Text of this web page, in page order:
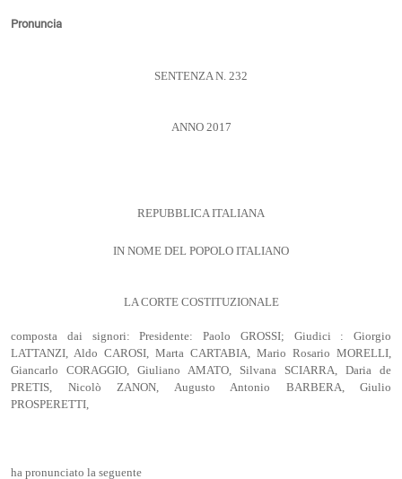
Pronuncia
SENTENZA N. 232
ANNO 2017
REPUBBLICA ITALIANA
IN NOME DEL POPOLO ITALIANO
LA CORTE COSTITUZIONALE
composta dai signori: Presidente: Paolo GROSSI; Giudici : Giorgio
LATTANZI, Aldo CAROSI, Marta CARTABIA, Mario Rosario MORELLI,
Giancarlo CORAGGIO, Giuliano AMATO, Silvana SCIARRA, Daria de
PRETIS, Nicolò ZANON, Augusto Antonio BARBERA, Giulio
PROSPERETTI,
ha pronunciato la seguente